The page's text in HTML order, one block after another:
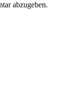
abzugeben.